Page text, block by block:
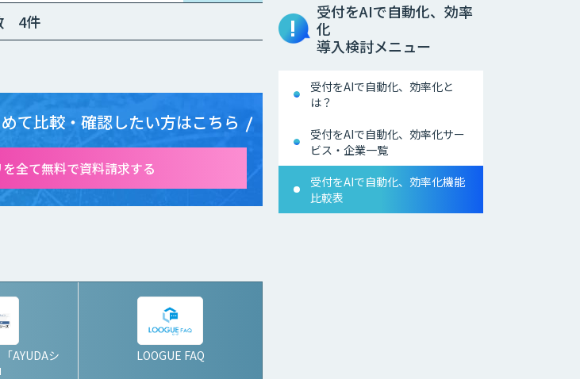
4件
て比較・確認したい方はこちら
全て無料で資料請求する
AYUDAシ
LOOGUE FAQ
受付をAIで自動化、効率
化
導入検討メニュー
受付をAIで自動化、効率化と
は？
受付をAIで自動化、効率化サー
ビス・企業一覧
受付をAIで自動化、効率化機能
比較表